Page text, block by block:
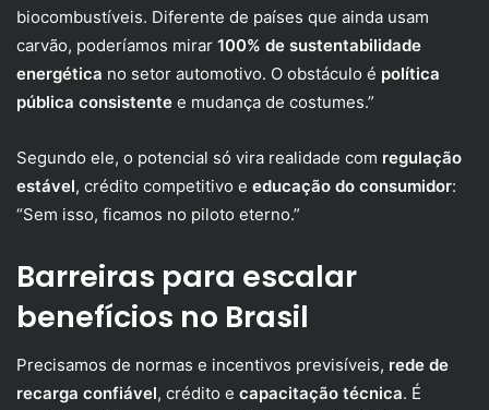
biocombustíveis. Diferente de países que ainda usam
carvão, poderíamos mirar 100% de sustentabilidade
energética no setor automotivo. O obstáculo é política
pública consistente e mudança de costumes.”
Segundo ele, o potencial só vira realidade com regulação
estável, crédito competitivo e educação do consumidor:
“Sem isso, ficamos no piloto eterno.”
Barreiras para escalar
benefícios no Brasil
Precisamos de normas e incentivos previsíveis, rede de
recarga confiável, crédito e capacitação técnica. É